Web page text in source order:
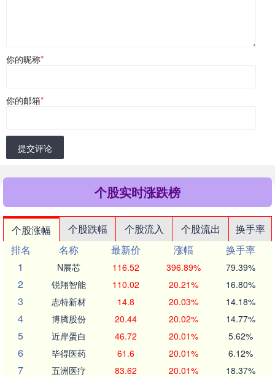
你的昵称*
你的邮箱*
提交评论
个股实时涨跌榜
个股涨幅 个股跌幅 个股流入 个股流出
换手率
排名
名称 最新价 涨幅
换手率
1
N展芯 116.52 396.89% 79.39%
2 锐翔智能 110.02 20.21% 16.80%
3 志特新材 14.8 20.03% 14.18%
4 博腾股份 20.44 20.02% 14.77%
5 近岸蛋白 46.72 20.01% 5.62%
6 毕得医药 61.6 20.01% 6.12%
7 五洲医疗 83.62 20.01% 18.37%